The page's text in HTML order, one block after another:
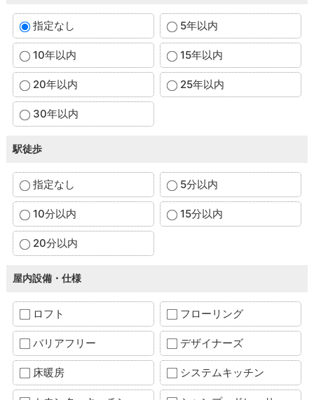
指定なし 5年以内
10年以内 15年以内
20年以内 25年以内
30年以内
駅徒歩
指定なし 5分以内
10分以内 15分以内
20分以内
屋内設備・仕様
ロフト フローリング
バリアフリー デザイナーズ
床暖房 システムキッチン